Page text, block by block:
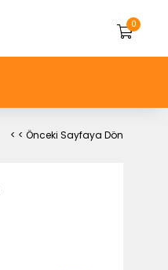
0
< < Önceki Sayfaya Dön